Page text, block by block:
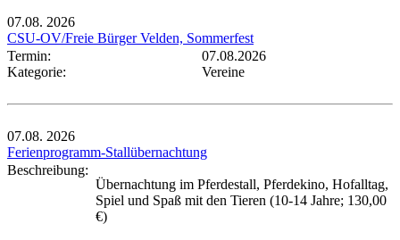
07.08. 2026
CSU-OV/Freie Bürger Velden, Sommerfest
Termin:
07.08.2026
Kategorie:
Vereine
07.08. 2026
Ferienprogramm-Stallübernachtung
Beschreibung:
Übernachtung im Pferdestall, Pferdekino, Hofalltag,
Spiel und Spaß mit den Tieren (10-14 Jahre; 130,00
€)